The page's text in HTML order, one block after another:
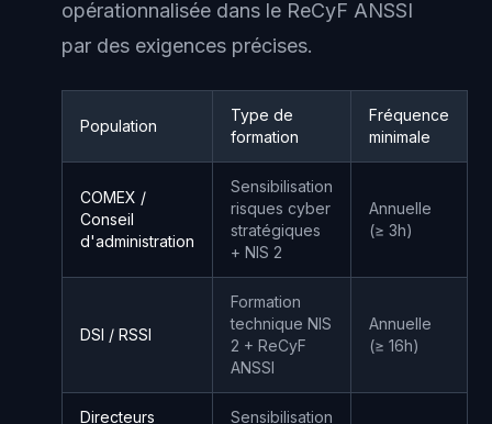
opérationnalisée dans le ReCyF ANSSI
par des exigences précises.
Population
Type de
formation
Fréquence
minimale
COMEX /
Conseil
d'administration
Sensibilisation
risques cyber
stratégiques
+ NIS 2
Annuelle
(≥ 3h)
DSI / RSSI
Formation
technique NIS
2 + ReCyF
ANSSI
Annuelle
(≥ 16h)
Directeurs
Sensibilisation